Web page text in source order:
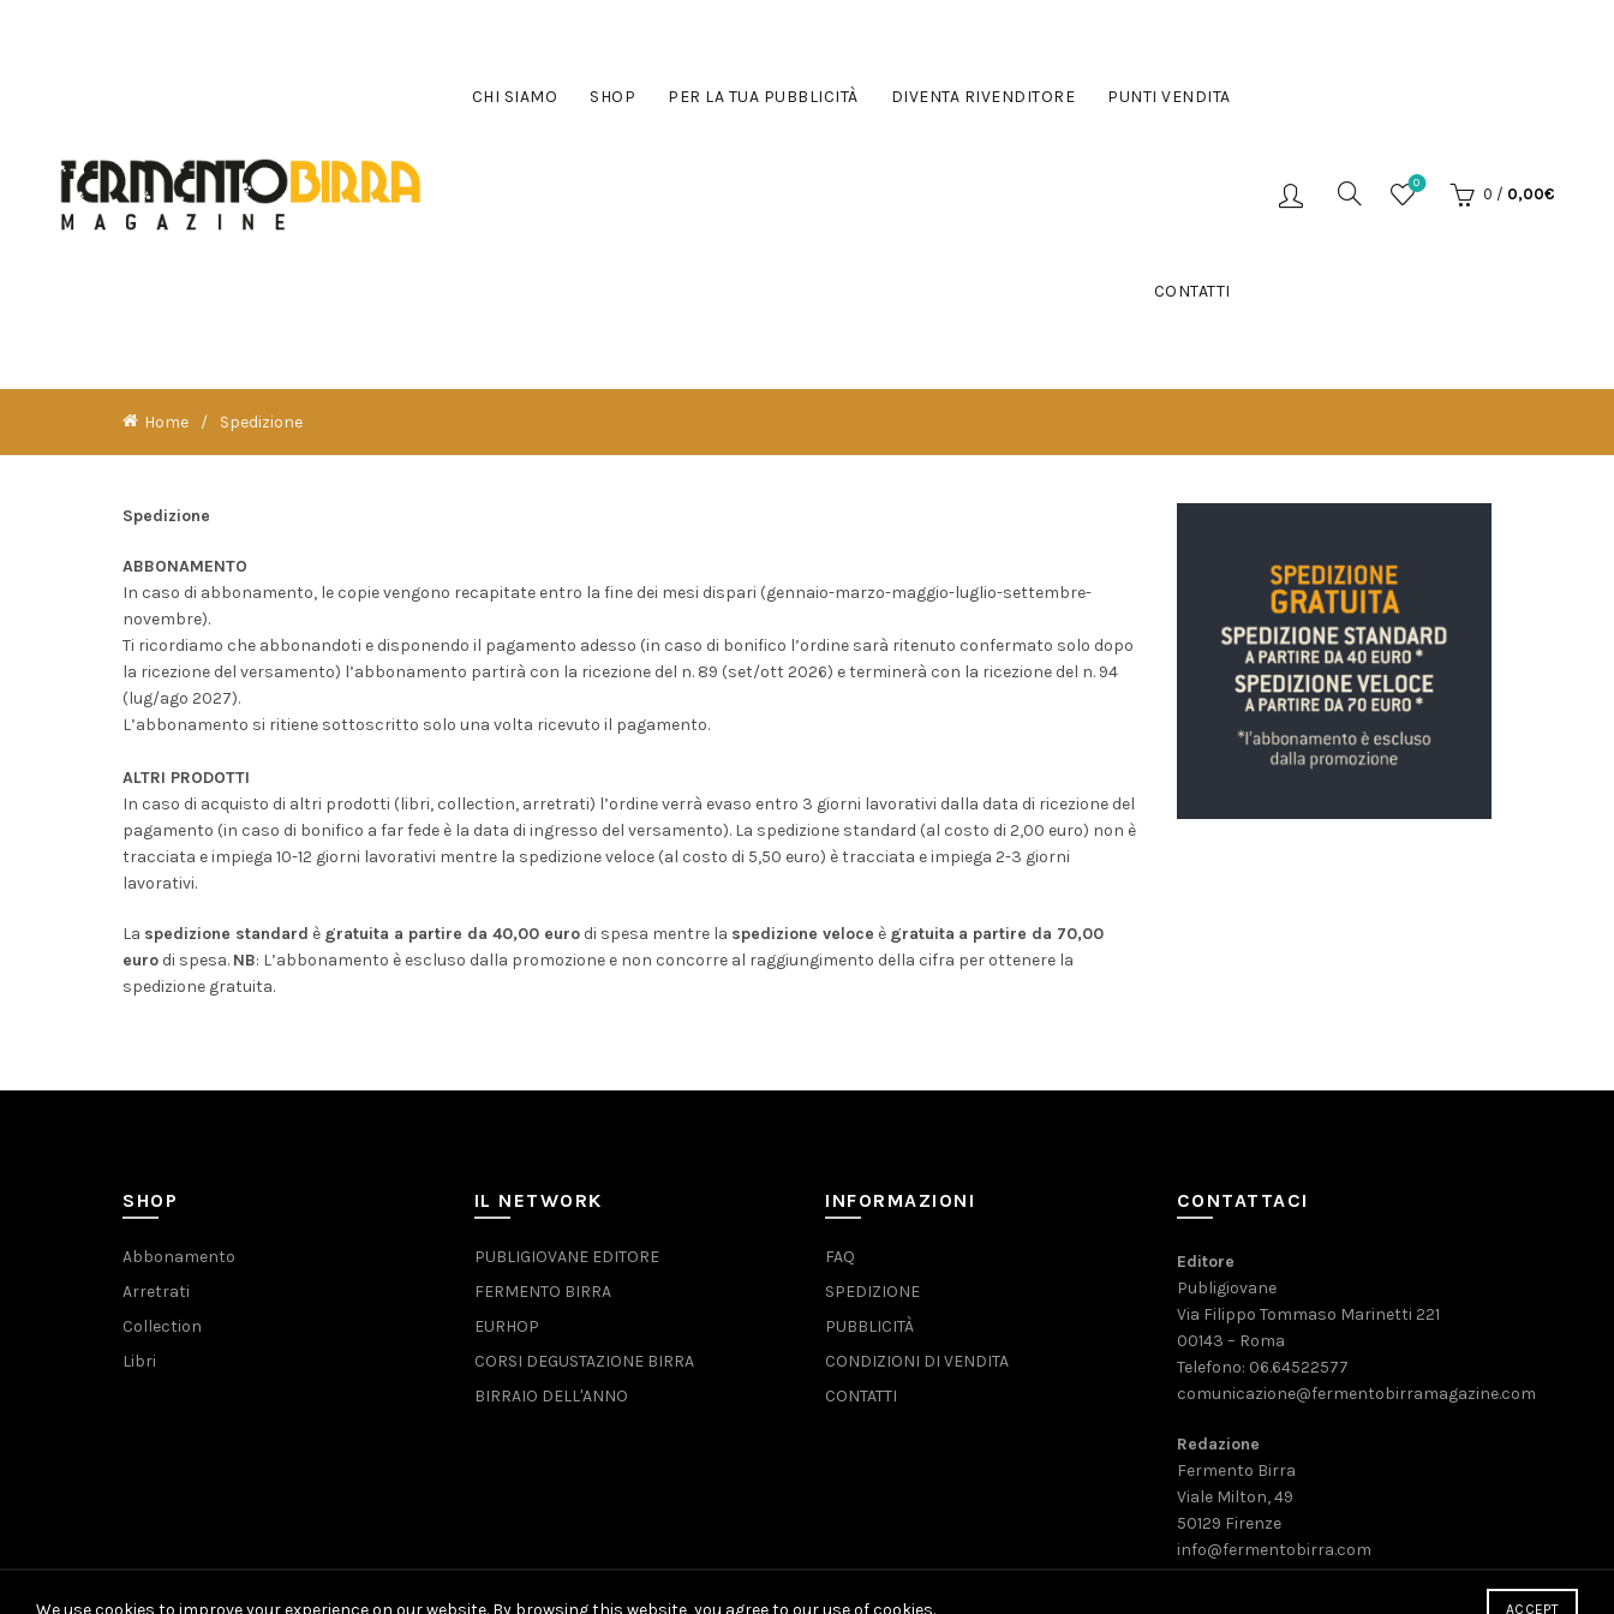
CHI SIAMO SHOP PER LA TUA PUBBLICITÀ DIVENTA RIVENDITORE PUNTI VENDITA
CONTATTI
0
0 / 0,00€
Home Spedizione
Spedizione
ABBONAMENTO
In caso di abbonamento, le copie vengono recapitate entro la fine dei mesi dispari (gennaio-marzo-maggio-luglio-settembre-
novembre).
Ti ricordiamo che abbonandoti e disponendo il pagamento adesso (in caso di bonifico l’ordine sarà ritenuto confermato solo dopo
la ricezione del versamento) l’abbonamento partirà con la ricezione del n. 89 (set/ott 2026) e terminerà con la ricezione del n. 94
(lug/ago 2027).
L’abbonamento si ritiene sottoscritto solo una volta ricevuto il pagamento.
ALTRI PRODOTTI
In caso di acquisto di altri prodotti (libri, collection, arretrati) l’ordine verrà evaso entro 3 giorni lavorativi dalla data di ricezione del
pagamento (in caso di bonifico a far fede è la data di ingresso del versamento). La spedizione standard (al costo di 2,00 euro) non è
tracciata e impiega 10-12 giorni lavorativi mentre la spedizione veloce (al costo di 5,50 euro) è tracciata e impiega 2-3 giorni
lavorativi.
La spedizione standard è gratuita a partire da 40,00 euro di spesa mentre la spedizione veloce è gratuita a partire da 70,00
euro di spesa. NB: L’abbonamento è escluso dalla promozione e non concorre al raggiungimento della cifra per ottenere la
spedizione gratuita.
SHOP
Abbonamento
Arretrati
Collection
Libri
IL NETWORK
PUBLIGIOVANE EDITORE
FERMENTO BIRRA
EURHOP
CORSI DEGUSTAZIONE BIRRA
BIRRAIO DELL'ANNO
INFORMAZIONI
FAQ
SPEDIZIONE
PUBBLICITÀ
CONDIZIONI DI VENDITA
CONTATTI
CONTATTACI
Editore
Publigiovane
Via Filippo Tommaso Marinetti 221
00143 – Roma
Telefono: 06.64522577
comunicazione@fermentobirramagazine.com
Redazione
Fermento Birra
Viale Milton, 49
50129 Firenze
info@fermentobirra.com
We use cookies to improve your experience on our website. By browsing this website, you agree to our use of cookies. ACCEPT